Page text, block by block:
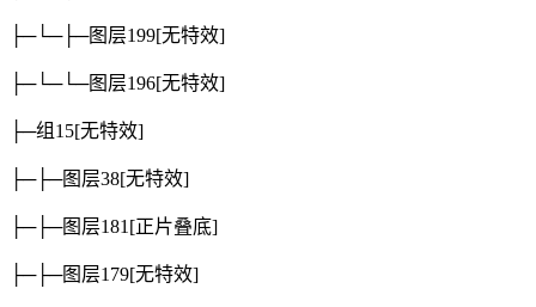
├─└─├─图层199[无特效]
├─└─└─图层196[无特效]
├─组15[无特效]
├─├─图层38[无特效]
├─├─图层181[正片叠底]
├─├─图层179[无特效]